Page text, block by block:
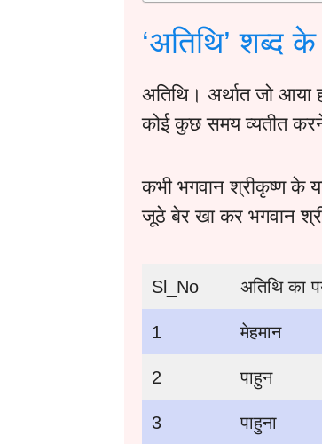
‘अतिथि’ शब्द के
अतिथि। अर्थात जो
कोई कुछ समय व्यतीत
कभी भगवान श्रीकृष्ण के
जूठे बेर खा कर भगवान
Sl_No अतिथि का
1 मेहमान
2 पाहुन
3 पाहुना